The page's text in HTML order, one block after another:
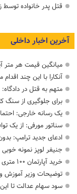
قتل پدر خانواده
آخرین اخبار داخلی
میانگین قیمت هر متر
آنکارا با این چند
متهم به قتل در
برای جلوگیری از سنگ
یک رسانه خارجی:
سناتور مورفی: از یک
ادعای جدید ترامپ:
جنیفر لوپز نمونه
خرید آپارتمان ۱۰۰ متری در پونک چقدر سرمایه نیاز دارد؟ + جدول
توضیحات وزیر آموزش
سود سهام عدالت تا